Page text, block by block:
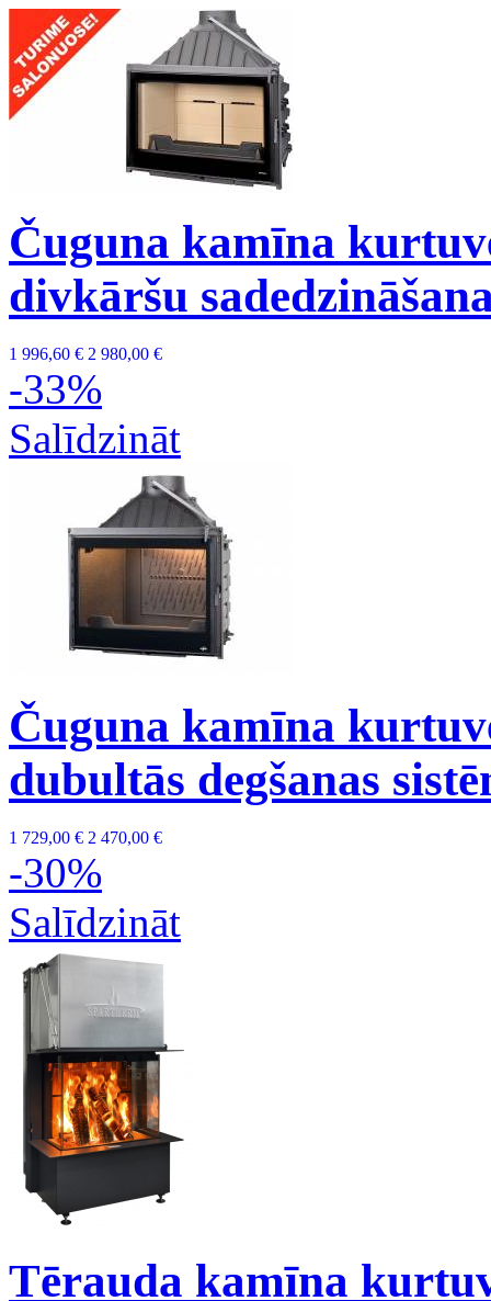
Čuguna kamīna
divkāršu
1 996,60 € 2 980,00 €
-33%
Salīdzināt
Čuguna kamīna
dubultās degšanas
1 729,00 € 2 470,00 €
-30%
Salīdzināt
Tērauda kamīna